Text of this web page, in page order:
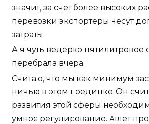
значит, за счет более высоких
перевозки экспортеры несут
затраты.
А я чуть ведерко пятилитровое
перебрала вчера.
Считаю, что мы как минимум
ничью в этом поединке. Он
развития этой сферы
умное регулирование. Атлет